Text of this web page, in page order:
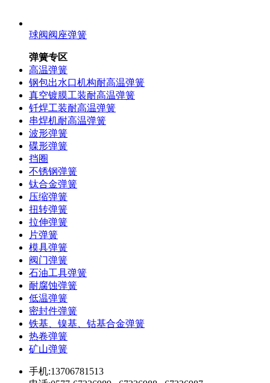
球阀阀座弹簧
弹簧专区
高温弹簧
钢包出水口机构耐高温弹簧
真空镀膜工装耐高温弹簧
钎焊工装耐高温弹簧
串焊机耐高温弹簧
波形弹簧
碟形弹簧
挡圈
不锈钢弹簧
钛合金弹簧
压缩弹簧
扭转弹簧
拉伸弹簧
片弹簧
模具弹簧
阀门弹簧
石油工具弹簧
耐腐蚀弹簧
低温弹簧
密封件弹簧
铁基、镍基、钴基合金弹簧
热卷弹簧
矿山弹簧
手机:13706781513